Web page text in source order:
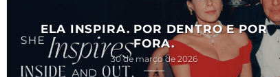
ELA INSPIRA. POR DENTRO E POR
FORA.
30 de março de 2026